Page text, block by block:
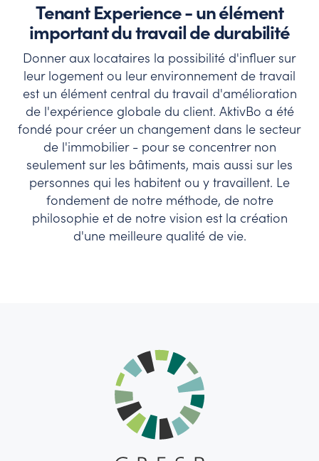
à fixer des objectifs
et à créer une
dynamique.
Tenant Experience - un élément
important du travail de durabilité
Donner aux locataires la possibilité d'influer sur
leur logement ou leur environnement de travail
est un élément central du travail d'amélioration
de l'expérience globale du client. AktivBo a été
fondé pour créer un changement dans le secteur
de l'immobilier - pour se concentrer non
seulement sur les bâtiments, mais aussi sur les
personnes qui les habitent ou y travaillent. Le
fondement de notre méthode, de notre
philosophie et de notre vision est la création
d'une meilleure qualité de vie.